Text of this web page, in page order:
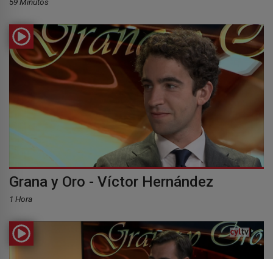
59 Minutos
Grana y Oro - Víctor Hernández
1 Hora